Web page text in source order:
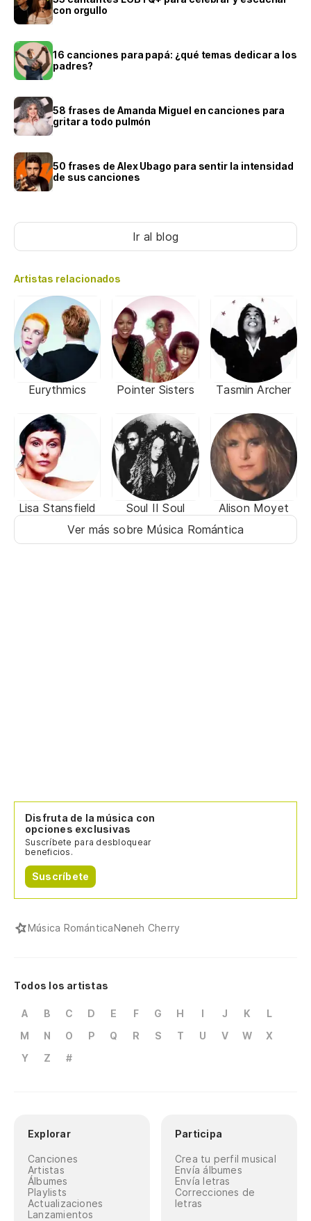
con orgullo
16 canciones para papá: ¿qué temas dedicar a los
padres?
58 frases de Amanda Miguel en canciones para
gritar a todo pulmón
50 frases de Alex Ubago para sentir la intensidad
de sus canciones
Ir al blog
Artistas relacionados
Eurythmics Pointer Sisters Tasmin Archer
Lisa Stansfield Soul II Soul
Alison Moyet
Ver más sobre Música Romántica
Disfruta de la música con
opciones exclusivas
Suscríbete para desbloquear
beneficios.
Suscríbete
Música RománticaNeneh Cherry
Todos los artistas
A B C D E F G H I J K
L
M
N O P Q R S T U V W
X
Y
Z #
Explorar
Canciones
Artistas
Álbumes
Playlists
Actualizaciones
Lanzamientos
Participa
Crea tu perfil musical
Envía álbumes
Envía letras
Correcciones de
letras